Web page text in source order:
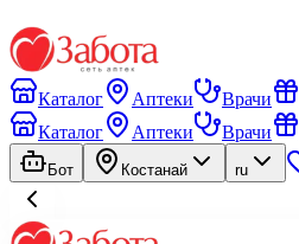
Каталог Аптеки Врачи
Каталог
Аптеки Врачи
Бот Костанай ru